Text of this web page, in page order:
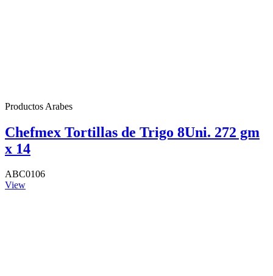
Productos Arabes
Chefmex Tortillas de Trigo 8Uni. 272 gm
x 14
ABC0106
View